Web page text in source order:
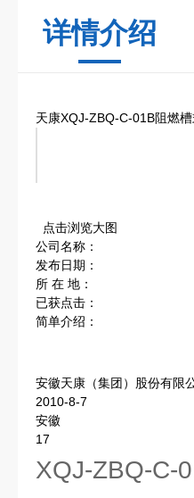
详情介绍
天康XQJ-ZBQ-C-01B阻燃
点击浏览大图
公司名称：
发布日期：
所 在 地：
已获点击：
简单介绍：
安徽天康（集团）股份有限
2010-8-7
安徽
17
XQJ-ZBQ-C-